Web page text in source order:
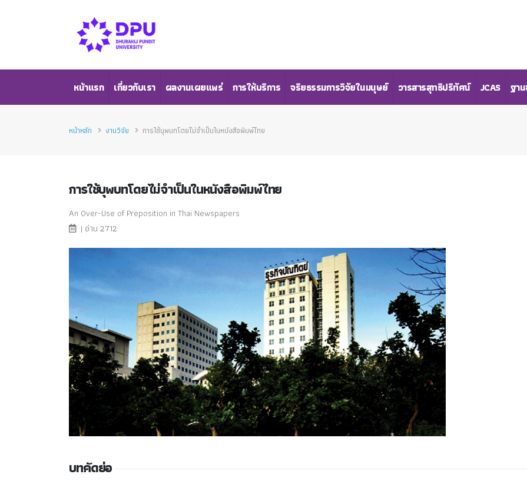
หน้าแรก เกี่ยวกับเรา ผลงานเผยแพร่ การให้บริการ จริยธรรมการวิจัยในมนุษย์ วารสารสุทธิปริทัศน์ JCAS ฐา
หน้าหลัก งานวิจัย การใช้บุพบทโดยไม่จำเป็นในหนังสือพิมพ์ไทย
การใช้บุพบทโดยไม่จำเป็นในหนังสือพิมพ์ไทย
An Over-Use of Preposition in Thai Newspapers
| อ่าน 2712
บทคัดย่อ